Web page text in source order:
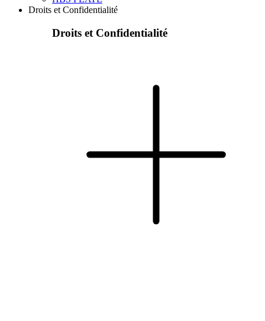
Droits et Confidentialité
Droits et Confidentialité